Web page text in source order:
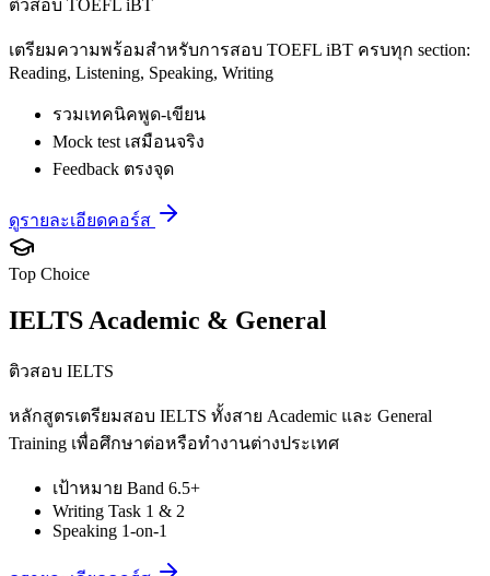
ติวสอบ TOEFL iBT
เตรียมความพร้อมสำหรับการสอบ TOEFL iBT ครบทุก section:
Reading, Listening, Speaking, Writing
รวมเทคนิคพูด-เขียน
Mock test เสมือนจริง
Feedback ตรงจุด
ดูรายละเอียดคอร์ส
Top Choice
IELTS Academic & General
ติวสอบ IELTS
หลักสูตรเตรียมสอบ IELTS ทั้งสาย Academic และ General
Training เพื่อศึกษาต่อหรือทำงานต่างประเทศ
เป้าหมาย Band 6.5+
Writing Task 1 & 2
Speaking 1-on-1